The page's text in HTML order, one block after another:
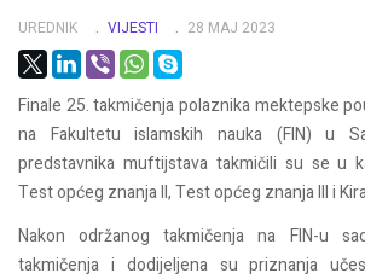
UREDNIK VIJESTI 28 MAJ 2023
Finale 25. takmičenja polaznika mektepske
na Fakultetu islamskih nauka (FIN) u
predstavnika muftijstava takmičili su se u
Test općeg znanja II, Test općeg znanja III i
Nakon održanog takmičenja na FIN-u
takmičenja i dodijeljena su priznanja